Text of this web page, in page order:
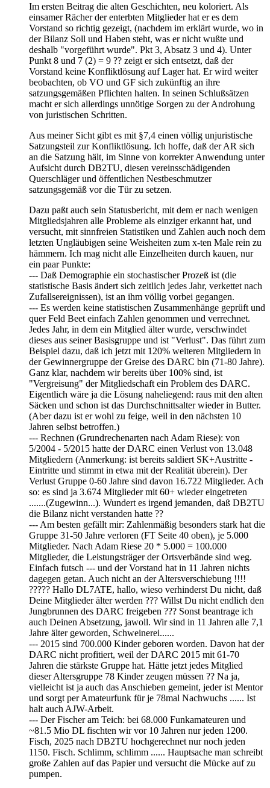
Im ersten Beitrag die alten Geschichten, neu koloriert. Als
einsamer Rächer der enterbten Mitglieder hat er es dem
Vorstand so richtig gezeigt, (nachdem im erklärt wurde, wo in
der Bilanz Soll und Haben steht, was er nicht wußte und
deshalb "vorgeführt wurde". Pkt 3, Absatz 3 und 4). Unter
Punkt 8 und 7 (2) = 9 ?? zeigt er sich entsetzt, daß der
Vorstand keine Konfliktlösung auf Lager hat. Er wird weiter
beobachten, ob VO und GF sich zukünftig an ihre
satzungsgemäßen Pflichten halten. In seinen Schlußsätzen
macht er sich allerdings unnötige Sorgen zu der Androhung
von juristischen Schritten.
Aus meiner Sicht gibt es mit §7,4 einen völlig unjuristische
Satzungsteil zur Konfliktlösung. Ich hoffe, daß der AR sich
an die Satzung hält, im Sinne von korrekter Anwendung unter
Aufsicht durch DB2TU, diesen vereinsschädigenden
Querschläger und öffentlichen Nestbeschmutzer
satzungsgemäß vor die Tür zu setzen.
Dazu paßt auch sein Statusbericht, mit dem er nach wenigen
Mitgliedsjahren alle Probleme als einziger erkannt hat, und
versucht, mit sinnfreien Statistiken und Zahlen auch noch dem
letzten Ungläubigen seine Weisheiten zum x-ten Male rein zu
hämmern. Ich mag nicht alle Einzelheiten durch kauen, nur
ein paar Punkte:
--- Daß Demographie ein stochastischer Prozeß ist (die
statistische Basis ändert sich zeitlich jedes Jahr, verkettet nach
Zufallsereignissen), ist an ihm völlig vorbei gegangen.
--- Es werden keine statistischen Zusammenhänge geprüft und
quer Feld Beet einfach Zahlen genommen und verrechnet.
Jedes Jahr, in dem ein Mitglied älter wurde, verschwindet
dieses aus seiner Basisgruppe und ist "Verlust". Das führt zum
Beispiel dazu, daß ich jetzt mit 120% weiteren Mitgliedern in
der Gewinnergruppe der Greise des DARC bin (71-80 Jahre).
Ganz klar, nachdem wir bereits über 100% sind, ist
"Vergreisung" der Mitgliedschaft ein Problem des DARC.
Eigentlich wäre ja die Lösung naheliegend: raus mit den alten
Säcken und schon ist das Durchschnittsalter wieder in Butter.
(Aber dazu ist er wohl zu feige, weil in den nächsten 10
Jahren selbst betroffen.)
--- Rechnen (Grundrechenarten nach Adam Riese): von
5/2004 - 5/2015 hatte der DARC einen Verlust von 13.048
Mitgliedern (Anmerkung: ist bereits saldiert SK+Austritte -
Eintritte und stimmt in etwa mit der Realität überein). Der
Verlust Gruppe 0-60 Jahre sind davon 16.722 Mitglieder. Ach
so: es sind ja 3.674 Mitglieder mit 60+ wieder eingetreten
.......(Zugewinn...). Wundert es irgend jemanden, daß DB2TU
die Bilanz nicht verstanden hatte ??
--- Am besten gefällt mir: Zahlenmäßig besonders stark hat die
Gruppe 31-50 Jahre verloren (FT Seite 40 oben), je 5.000
Mitglieder. Nach Adam Riese 20 * 5.000 = 100.000
Mitglieder, die Leistungsträger der Ortsverbände sind weg.
Einfach futsch --- und der Vorstand hat in 11 Jahren nichts
dagegen getan. Auch nicht an der Altersverschiebung !!!!
????? Hallo DL7ATE, hallo, wieso verhinderst Du nicht, daß
Deine Mitglieder älter werden ??? Willst Du nicht endlich den
Jungbrunnen des DARC freigeben ??? Sonst beantrage ich
auch Deinen Absetzung, jawoll. Wir sind in 11 Jahren alle 7,1
Jahre älter geworden, Schweinerei......
--- 2015 sind 700.000 Kinder geboren worden. Davon hat der
DARC nicht profitiert, weil der DARC 2015 mit 61-70
Jahren die stärkste Gruppe hat. Hätte jetzt jedes Mitglied
dieser Altersgruppe 78 Kinder zeugen müssen ?? Na ja,
vielleicht ist ja auch das Anschieben gemeint, jeder ist Mentor
und sorgt per Amateurfunk für je 78mal Nachwuchs ...... Ist
halt auch AJW-Arbeit.
--- Der Fischer am Teich: bei 68.000 Funkamateuren und
~81.5 Mio DL fischten wir vor 10 Jahren nur jeden 1200.
Fisch, 2025 nach DB2TU hochgerechnet nur noch jeden
1150. Fisch. Schlimm, schlimm ...... Hauptsache man schreibt
große Zahlen auf das Papier und versucht die Mücke auf zu
pumpen.